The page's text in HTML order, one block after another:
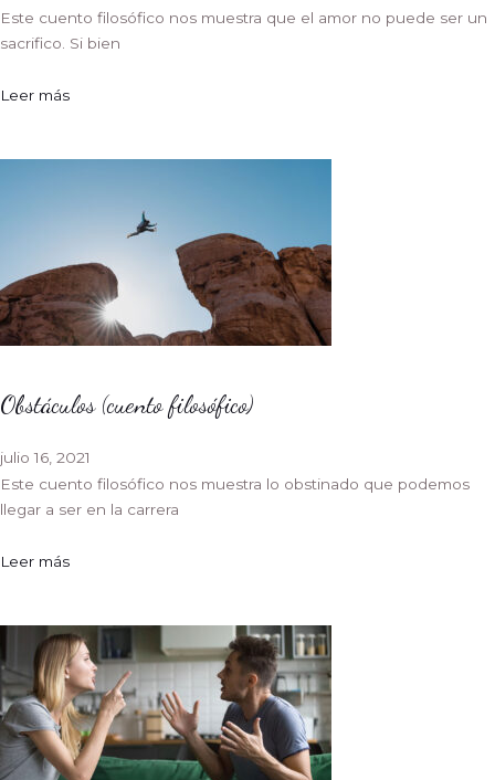
Este cuento filosófico nos muestra que el amor no puede ser un
sacrifico. Si bien
Leer más
Obstáculos (cuento filosófico)
julio 16, 2021
Este cuento filosófico nos muestra lo obstinado que podemos
llegar a ser en la carrera
Leer más